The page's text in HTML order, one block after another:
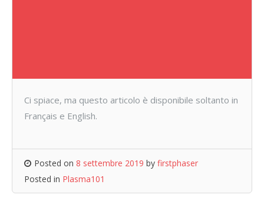
Ci spiace, ma questo articolo è disponibile soltanto in
Français e English.
Posted on 8 settembre 2019 by firstphaser
Posted in Plasma101